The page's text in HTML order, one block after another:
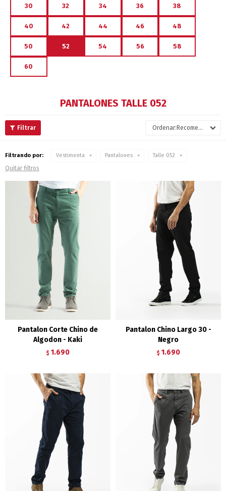
30 32 34 36 38
40 42 44 46 48
50 52 54 56 58
60
PANTALONES TALLE 052
Recomendados
Filtrando por: Vestimenta Pantalones Talle 052
Quitar filtros
Pantalon Corte Chino de
Algodon - Kaki
$ 1.690
Pantalon Chino Largo 30 -
Negro
$ 1.690